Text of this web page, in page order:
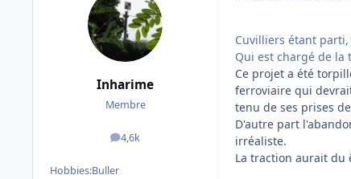
Inharime
Membre
4,6k
messages
Hobbies:Buller
Cuvilliers étant
Qui est chargé de la
Ce projet a été
ferroviaire qui
tenu de ses prises
D'autre part
irréaliste.
La traction aurait du